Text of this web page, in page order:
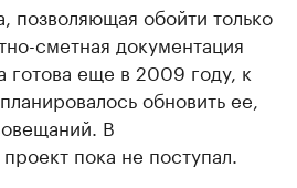
позволяющая обойти только
сметная документация
готова еще в 2009 году, к
обновить ее,
В
пока не поступал.